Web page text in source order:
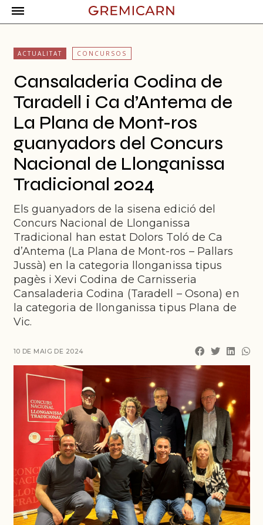
ACTUALITAT CONCURSOS
Cansaladeria Codina de
Taradell i Ca d’Antema de
La Plana de Mont-ros
guanyadors del Concurs
Nacional de Llonganissa
Tradicional 2024
Els guanyadors de la sisena edició del
Concurs Nacional de Llonganissa
Tradicional han estat Dolors Toló de Ca
d’Antema (La Plana de Mont-ros – Pallars
Jussà) en la categoria llonganissa tipus
pagès i Xevi Codina de Carnisseria
Cansaladeria Codina (Taradell – Osona) en
la categoria de llonganissa tipus Plana de
Vic.
10 DE MAIG DE 2024